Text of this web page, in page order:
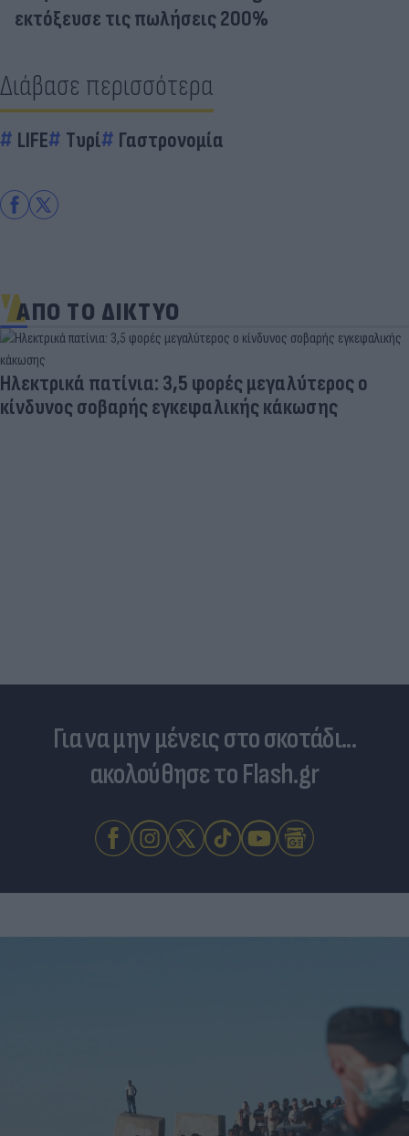
εκτόξευσε τις πωλήσεις 200%
Διάβασε περισσότερα
LIFE Τυρί Γαστρονομία
ΑΠΟ ΤΟ ΔΙΚΤΥΟ
ο
Για να μην μένεις στο σκοτάδι...
ακολούθησε το Flash.gr